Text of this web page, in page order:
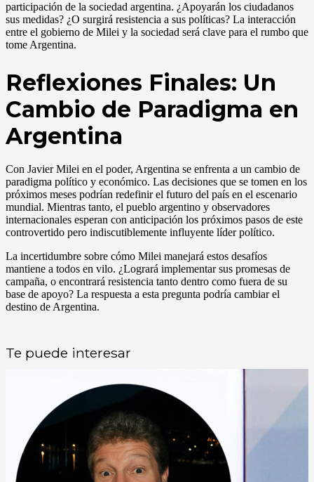
participación de la sociedad argentina. ¿Apoyarán los ciudadanos
sus medidas? ¿O surgirá resistencia a sus políticas? La interacción
entre el gobierno de Milei y la sociedad será clave para el rumbo que
tome Argentina.
Reflexiones Finales: Un
Cambio de Paradigma en
Argentina
Con Javier Milei en el poder, Argentina se enfrenta a un cambio de
paradigma político y económico. Las decisiones que se tomen en los
próximos meses podrían redefinir el futuro del país en el escenario
mundial. Mientras tanto, el pueblo argentino y observadores
internacionales esperan con anticipación los próximos pasos de este
controvertido pero indiscutiblemente influyente líder político.
La incertidumbre sobre cómo Milei manejará estos desafíos
mantiene a todos en vilo. ¿Logrará implementar sus promesas de
campaña, o encontrará resistencia tanto dentro como fuera de su
base de apoyo? La respuesta a esta pregunta podría cambiar el
destino de Argentina.
Te puede interesar